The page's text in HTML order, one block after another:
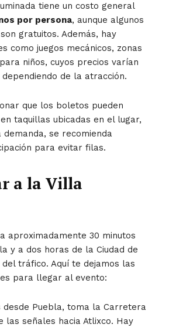
tiene un costo general
por persona, aunque algunos
gratuitos. Además, hay
como juegos mecánicos, zonas
niños, cuyos precios varían
de la atracción.
que los boletos pueden
taquillas ubicadas en el lugar,
se recomienda
para evitar filas.
a la Villa
aproximadamente 30 minutos
y a dos horas de la Ciudad de
del tráfico. Aquí te dejamos las
para llegar al evento:
desde Puebla, toma la Carretera
las señales hacia Atlixco. Hay